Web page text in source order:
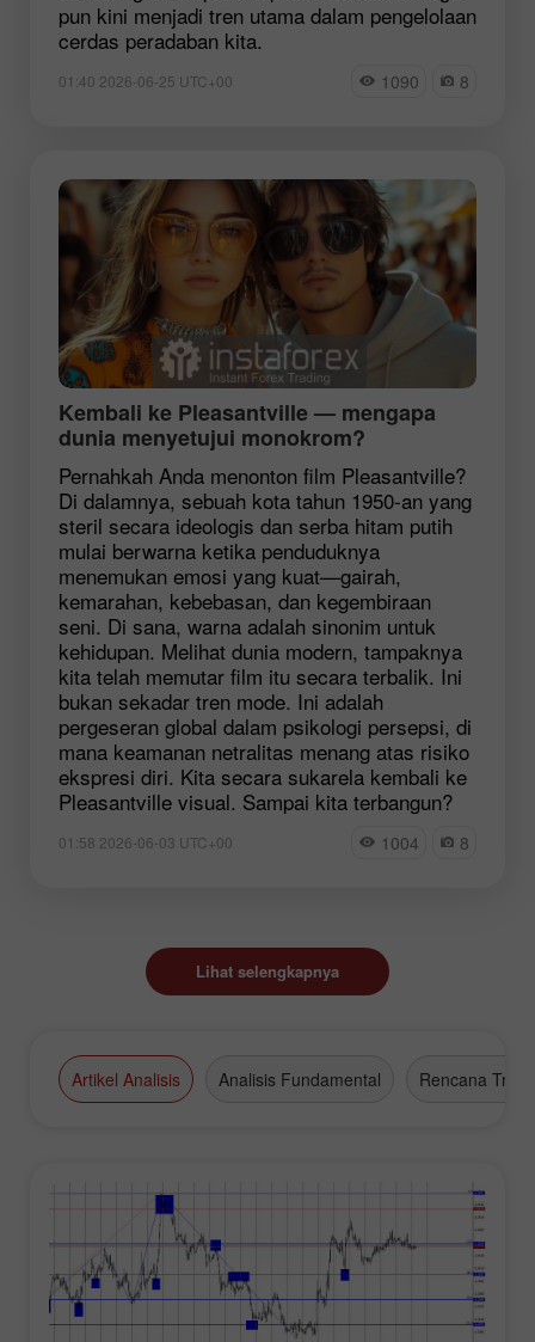
pun kini menjadi tren utama dalam pengelolaan
cerdas peradaban kita.
01:40 2026-06-25 UTC+00 1090 8
Kembali ke Pleasantville — mengapa
dunia menyetujui monokrom?
Pernahkah Anda menonton film Pleasantville?
Di dalamnya, sebuah kota tahun 1950-an yang
steril secara ideologis dan serba hitam putih
mulai berwarna ketika penduduknya
menemukan emosi yang kuat—gairah,
kemarahan, kebebasan, dan kegembiraan
seni. Di sana, warna adalah sinonim untuk
kehidupan. Melihat dunia modern, tampaknya
kita telah memutar film itu secara terbalik. Ini
bukan sekadar tren mode. Ini adalah
pergeseran global dalam psikologi persepsi, di
mana keamanan netralitas menang atas risiko
ekspresi diri. Kita secara sukarela kembali ke
Pleasantville visual. Sampai kita terbangun?
01:58 2026-06-03 UTC+00 1004 8
Lihat selengkapnya
Artikel Analisis Analisis Fundamental Rencana